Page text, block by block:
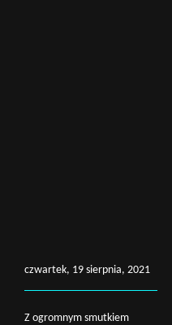
czwartek, 19 sierpnia, 2021
Z ogromnym smutkiem